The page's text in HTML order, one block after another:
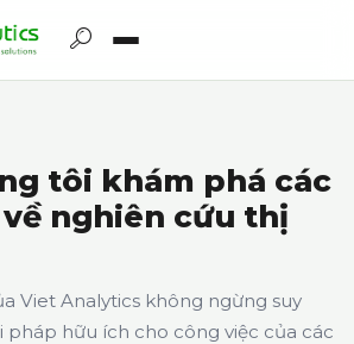
tôi khám phá các
nghiên cứu thị
Viet Analytics không ngừng suy
pháp hữu ích cho công việc của các